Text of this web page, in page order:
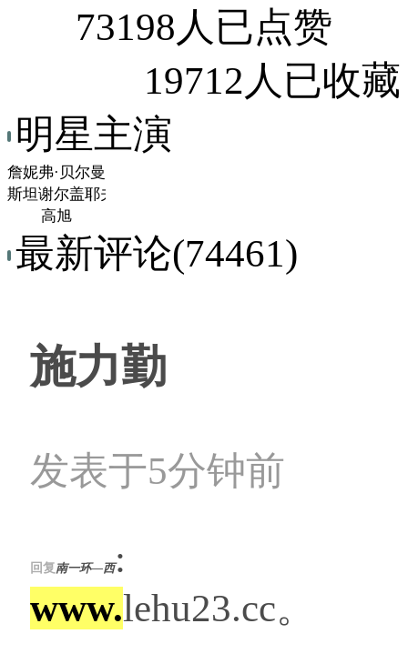
73198人已点赞
19712人已收藏
明星主演
詹妮弗·贝尔曼
斯坦谢尔盖耶夫
高旭
最新评论(74461)
施力勤
发表于5分钟前
回复南一环—西:
www.lehu23.cc。